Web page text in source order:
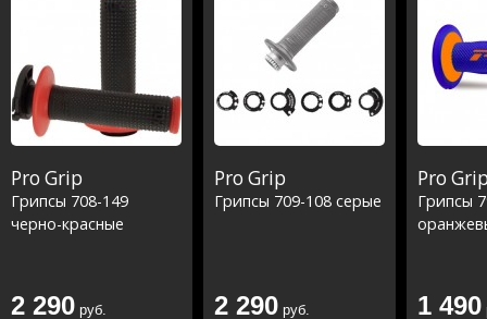
Pro Grip
Грипсы 708-149
черно-красные
2 290 руб.
Pro Grip
Грипсы 709-108 серые
2 290 руб.
Pro
Грипсы
1 490